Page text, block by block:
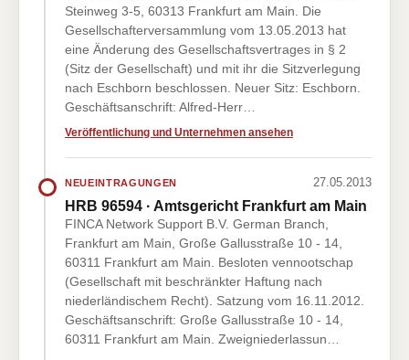
Steinweg 3-5, 60313 Frankfurt am Main. Die
Gesellschafterversammlung vom 13.05.2013 hat
eine Änderung des Gesellschaftsvertrages in § 2
(Sitz der Gesellschaft) und mit ihr die Sitzverlegung
nach Eschborn beschlossen. Neuer Sitz: Eschborn.
Geschäftsanschrift: Alfred-Herr…
Veröffentlichung und Unternehmen ansehen
NEUEINTRAGUNGEN 27.05.2013
HRB 96594 · Amtsgericht Frankfurt am Main
FINCA Network Support B.V. German Branch,
Frankfurt am Main, Große Gallusstraße 10 - 14,
60311 Frankfurt am Main. Besloten vennootschap
(Gesellschaft mit beschränkter Haftung nach
niederländischem Recht). Satzung vom 16.11.2012.
Geschäftsanschrift: Große Gallusstraße 10 - 14,
60311 Frankfurt am Main. Zweigniederlassun…